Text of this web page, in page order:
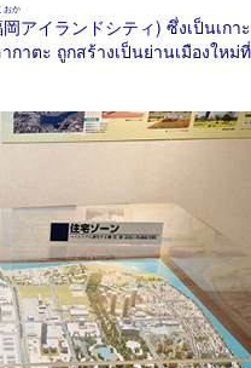
おか
アイランドシティ) ซึ่งเป็นเกาะ
าตะ ถูกสร้างเป็นย่านเมืองใหม่ที่